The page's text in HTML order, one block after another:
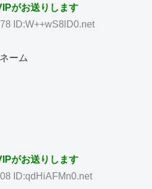
がお送りします
ID:W++wS8lD0.net
ーム
がお送りします
ID:qdHiAFMn0.net